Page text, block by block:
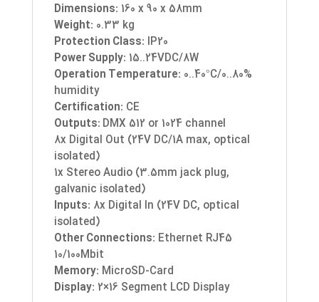
Dimensions: 160 x 90 x 58mm
Weight: 0.33 kg
Protection Class: IP20
Power Supply: 15..24VDC/8W
Operation Temperature: 0..40°C/0..80%
humidity
Certification: CE
Outputs: DMX 512 or 1024 channel
8x Digital Out (24V DC/1A max, optical
isolated)
1x Stereo Audio (3.5mm jack plug,
galvanic isolated)
Inputs: 8x Digital In (24V DC, optical
isolated)
Other Connections: Ethernet RJ45
10/100Mbit
Memory: MicroSD-Card
Display: 2×16 Segment LCD Display